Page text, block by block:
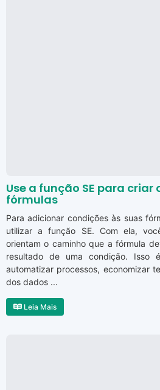
Use a função SE para
fórmulas
Para adicionar condições às suas
utilizar a função SE. Com ela,
orientam o caminho que a fórmula
resultado de uma condição. Isso
automatizar processos, economizar
dos dados ...
Leia Mais